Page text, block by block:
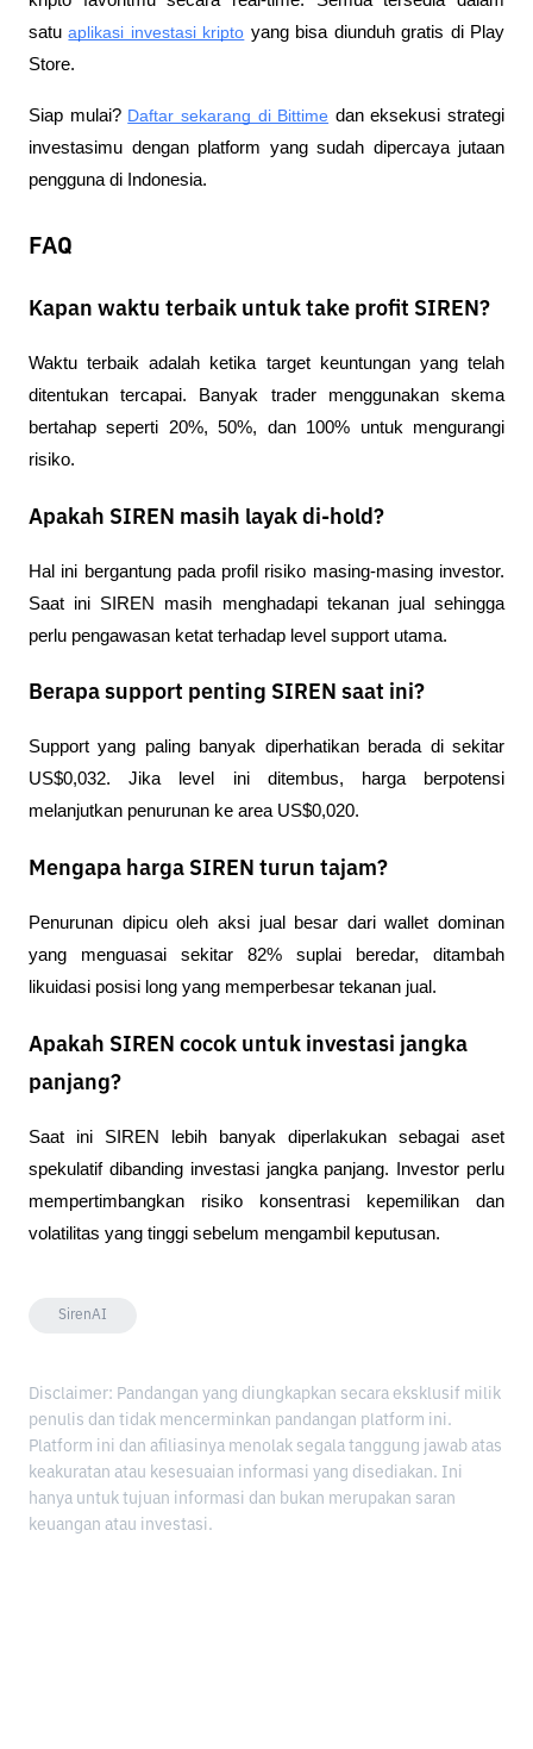
satu aplikasi investasi kripto yang bisa diunduh gratis di Play
Store.
Siap mulai? Daftar sekarang di Bittime dan eksekusi strategi
investasimu dengan platform yang sudah dipercaya jutaan
pengguna di Indonesia.
FAQ
Kapan waktu terbaik untuk take profit SIREN?
Waktu terbaik adalah ketika target keuntungan yang telah
ditentukan tercapai. Banyak trader menggunakan skema
bertahap seperti 20%, 50%, dan 100% untuk mengurangi
risiko.
Apakah SIREN masih layak di-hold?
Hal ini bergantung pada profil risiko masing-masing investor.
Saat ini SIREN masih menghadapi tekanan jual sehingga
perlu pengawasan ketat terhadap level support utama.
Berapa support penting SIREN saat ini?
Support yang paling banyak diperhatikan berada di sekitar
US$0,032. Jika level ini ditembus, harga berpotensi
melanjutkan penurunan ke area US$0,020.
Mengapa harga SIREN turun tajam?
Penurunan dipicu oleh aksi jual besar dari wallet dominan
yang menguasai sekitar 82% suplai beredar, ditambah
likuidasi posisi long yang memperbesar tekanan jual.
Apakah SIREN cocok untuk investasi jangka
panjang?
Saat ini SIREN lebih banyak diperlakukan sebagai aset
spekulatif dibanding investasi jangka panjang. Investor perlu
mempertimbangkan risiko konsentrasi kepemilikan dan
volatilitas yang tinggi sebelum mengambil keputusan.
SirenAI
Disclaimer: Pandangan yang diungkapkan secara eksklusif milik
penulis dan tidak mencerminkan pandangan platform ini.
Platform ini dan afiliasinya menolak segala tanggung jawab atas
keakuratan atau kesesuaian informasi yang disediakan. Ini
hanya untuk tujuan informasi dan bukan merupakan saran
keuangan atau investasi.